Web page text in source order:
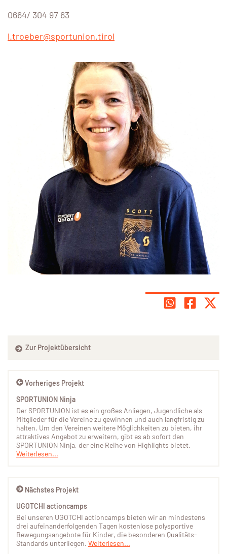
0664/ 304 97 63
l.troeber@sportunion.tirol
Zur Projektübersicht
Nächstes Projekt
UGOTCHI actioncamps
Bei unseren UGOTCHI actioncamps bieten wir an mindestens
drei aufeinanderfolgenden Tagen kostenlose polysportive
Bewegungsangebote für Kinder, die besonderen Qualitäts-
Standards unterliegen. Weiterlesen...
Vorheriges Projekt
SPORTUNION Ninja
Der SPORTUNION ist es ein großes Anliegen, Jugendliche als
Mitglieder für die Vereine zu gewinnen und auch langfristig zu
halten. Um den Vereinen weitere Möglichkeiten zu bieten, ihr
attraktives Angebot zu erweitern, gibt es ab sofort den
SPORTUNION Ninja, der eine Reihe von Highlights bietet.
Weiterlesen...